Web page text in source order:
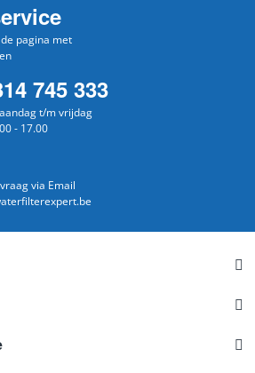
pagina met
745 333
t/m vrijdag
- 17.00
via Email